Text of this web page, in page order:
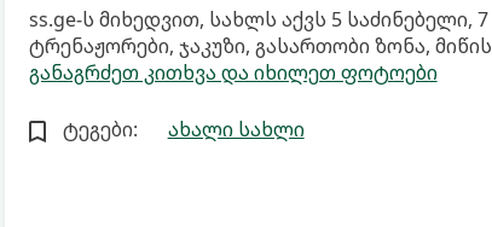
ss.ge-ს მიხედვით, სახლს აქვს 5
ტრენაჟორები, ჯაკუზი, გასართობი ზონა,
განაგრძეთ კითხვა და იხილეთ ფოტოები
ტეგები: ახალი სახლი